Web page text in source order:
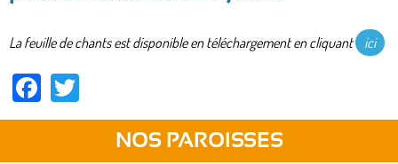
ici
La feuille de chants est disponible en téléchargement en cliquant ici
Facebook
NOS PAROISSES